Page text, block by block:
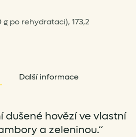
g po rehydrataci), 173,2
Další informace
dušené hovězí ve vlastní
a zeleninou.“